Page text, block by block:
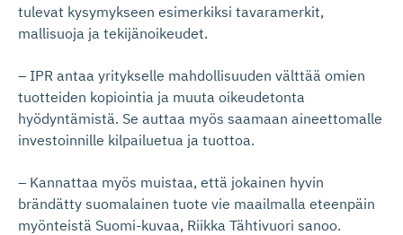
tulevat kysymykseen esimerkiksi tavaramerkit,
mallisuoja ja tekijänoikeudet.
– IPR antaa yritykselle mahdollisuuden välttää omien
tuotteiden kopiointia ja muuta oikeudetonta
hyödyntämistä. Se auttaa myös saamaan aineettomalle
investoinnille kilpailuetua ja tuottoa.
– Kannattaa myös muistaa, että jokainen hyvin
brändätty suomalainen tuote vie maailmalla eteenpäin
myönteistä Suomi-kuvaa, Riikka Tähtivuori sanoo.